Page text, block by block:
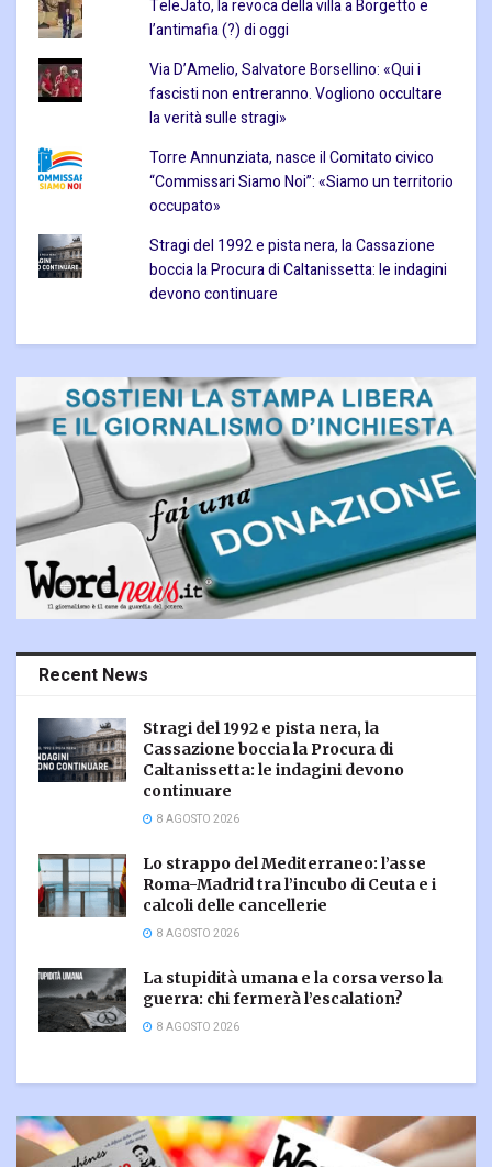
TeleJato, la revoca della villa a Borgetto e
l’antimafia (?) di oggi
Via D’Amelio, Salvatore Borsellino: «Qui i
fascisti non entreranno. Vogliono occultare
la verità sulle stragi»
Torre Annunziata, nasce il Comitato civico
“Commissari Siamo Noi”: «Siamo un territorio
occupato»
Stragi del 1992 e pista nera, la Cassazione
boccia la Procura di Caltanissetta: le indagini
devono continuare
Recent News
Stragi del 1992 e pista nera, la
Cassazione boccia la Procura di
Caltanissetta: le indagini devono
continuare
8 AGOSTO 2026
Lo strappo del Mediterraneo: l’asse
Roma-Madrid tra l’incubo di Ceuta e i
calcoli delle cancellerie
8 AGOSTO 2026
La stupidità umana e la corsa verso la
guerra: chi fermerà l’escalation?
8 AGOSTO 2026